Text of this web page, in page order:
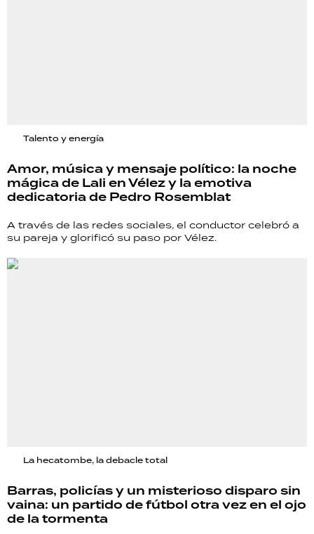
Talento y energía
Amor, música y mensaje político: la noche
mágica de Lali en Vélez y la emotiva
dedicatoria de Pedro Rosemblat
A través de las redes sociales, el conductor celebró a
su pareja y glorificó su paso por Vélez.
La hecatombe, la debacle total
Barras, policías y un misterioso disparo sin
vaina: un partido de fútbol otra vez en el ojo
de la tormenta